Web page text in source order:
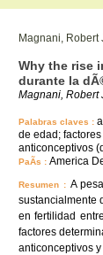
Magnani, Robert
Why the rise
durante la
Magnani, Robert
Palabras claves :
de edad;
anticonceptivos
PaÃ­s : America
Resumen : A
sustancialmente
en fertilidad
factores
anticonceptivos